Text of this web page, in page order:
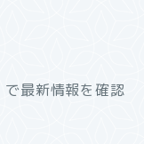
で最新情報を確認